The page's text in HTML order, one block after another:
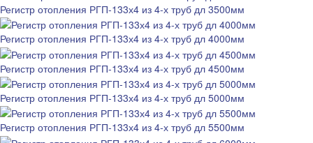
Регистр отопления РГП-133х4 из 4-х труб дл 3500мм
Регистр отопления РГП-133х4 из 4-х труб дл 4000мм
Регистр отопления РГП-133х4 из 4-х труб дл 4500мм
Регистр отопления РГП-133х4 из 4-х труб дл 5000мм
Регистр отопления РГП-133х4 из 4-х труб дл 5500мм